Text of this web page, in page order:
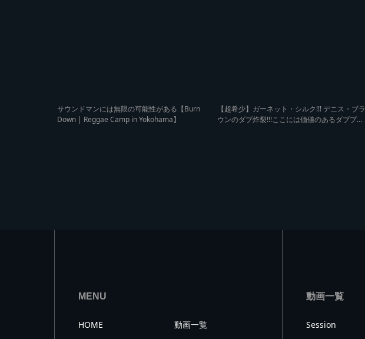
サウンドマンには無限の可能性がある【Burn
Down | Reggae Camp in Yokohama】
【超希少】ガーネット・シルク!!! デニス・ブラ
ウンのダブ炸裂!!!ここには価値のあるダブプレ
MENU
HOME 動画一覧
動画一覧
Session